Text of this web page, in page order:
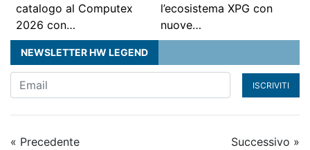
catalogo al Computex
2026 con…
l’ecosistema XPG con
nuove…
NEWSLETTER HW LEGEND
ISCRIVITI
« Precedente Successivo »